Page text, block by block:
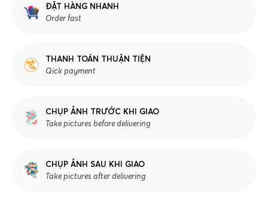
ĐẶT HÀNG NHANH
Order fast
THANH TOÁN THUẬN TIỆN
Qick payment
CHỤP ẢNH TRƯỚC KHI GIAO
Take pictures before delivering
CHỤP ẢNH SAU KHI GIAO
Take pictures after delivering